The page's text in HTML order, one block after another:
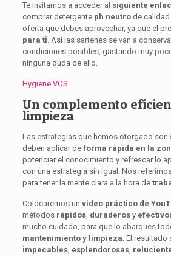
Te invitamos a acceder al siguiente
comprar detergente ph neutrode calidad
oferta que debes aprovechar, ya que el
para ti. Así las sartenes se van a
condiciones posibles, gastando muy
ninguna duda de ello.
Hygiene VOS
Un complemento
limpieza
Las estrategias que hemos otorgado son
deben aplicar de forma rápida en la
potenciar el conocimiento y refrescar lo
con una estrategia sin igual. Nos
para tener la mente clara a la hora de
Colocaremos un video práctico de
métodos rápidos, duraderosy
mucho cuidado, para que lo abarques
mantenimiento y limpieza. El resultado
impecables, esplendorosas,